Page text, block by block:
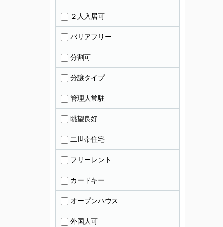
２人入居可
バリアフリー
分割可
分譲タイプ
管理人常駐
眺望良好
二世帯住宅
フリーレント
カードキー
オープンハウス
外国人可